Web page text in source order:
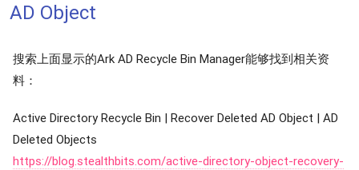
AD Object
搜索上面显示的Ark AD Recycle Bin Manager能够找到相关资
料：
Active Directory Recycle Bin | Recover Deleted AD Object | AD
Deleted Objects
https://blog.stealthbits.com/active-directory-object-recovery-